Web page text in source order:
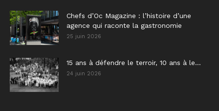
Chefs d’Oc Magazine : l’histoire d’une
agence qui raconte la gastronomie
25 juin 2026
15 ans à défendre le terroir, 10 ans à le...
24 juin 2026